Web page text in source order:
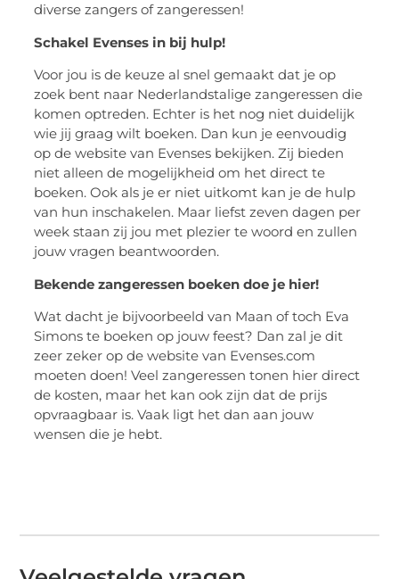
diverse zangers of zangeressen!
Schakel Evenses in bij hulp!
Voor jou is de keuze al snel gemaakt dat je op
zoek bent naar Nederlandstalige zangeressen die
komen optreden. Echter is het nog niet duidelijk
wie jij graag wilt boeken. Dan kun je eenvoudig
op de website van Evenses bekijken. Zij bieden
niet alleen de mogelijkheid om het direct te
boeken. Ook als je er niet uitkomt kan je de hulp
van hun inschakelen. Maar liefst zeven dagen per
week staan zij jou met plezier te woord en zullen
jouw vragen beantwoorden.
Bekende zangeressen boeken doe je hier!
Wat dacht je bijvoorbeeld van Maan of toch Eva
Simons te boeken op jouw feest? Dan zal je dit
zeer zeker op de website van Evenses.com
moeten doen! Veel zangeressen tonen hier direct
de kosten, maar het kan ook zijn dat de prijs
opvraagbaar is. Vaak ligt het dan aan jouw
wensen die je hebt.